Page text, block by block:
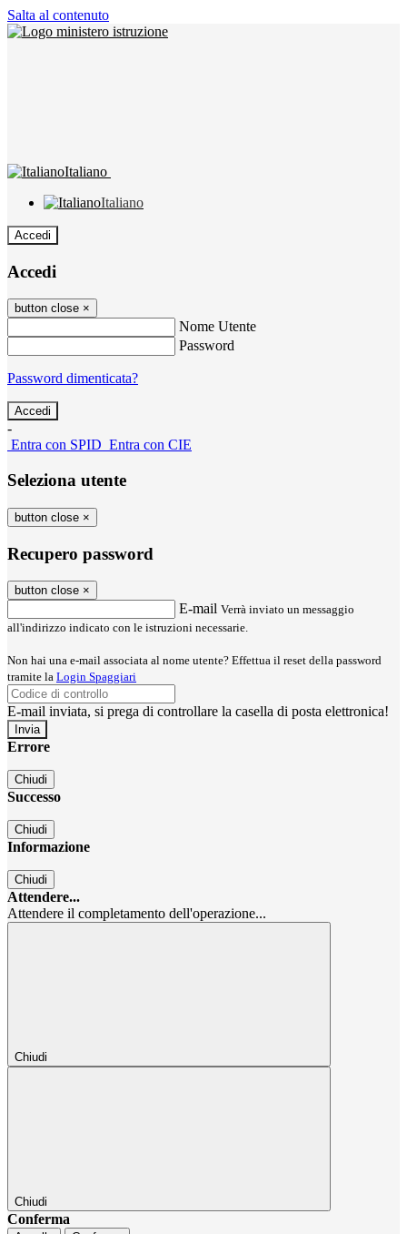
Salta al contenuto
Italiano
Italiano
Accedi
Accedi
button close ×
Nome Utente
Password
Password dimenticata?
-
Entra con SPID Entra con CIE
Seleziona utente
button close ×
Recupero password
button close ×
E-mail Verrà inviato un messaggio
all'indirizzo indicato con le istruzioni necessarie.
Non hai una e-mail associata al nome utente? Effettua il reset della password
tramite la Login Spaggiari
E-mail inviata, si prega di controllare la casella di posta elettronica!
Errore
Chiudi
Successo
Chiudi
Informazione
Chiudi
Attendere...
Attendere il completamento dell'operazione...
Chiudi
Chiudi
Conferma